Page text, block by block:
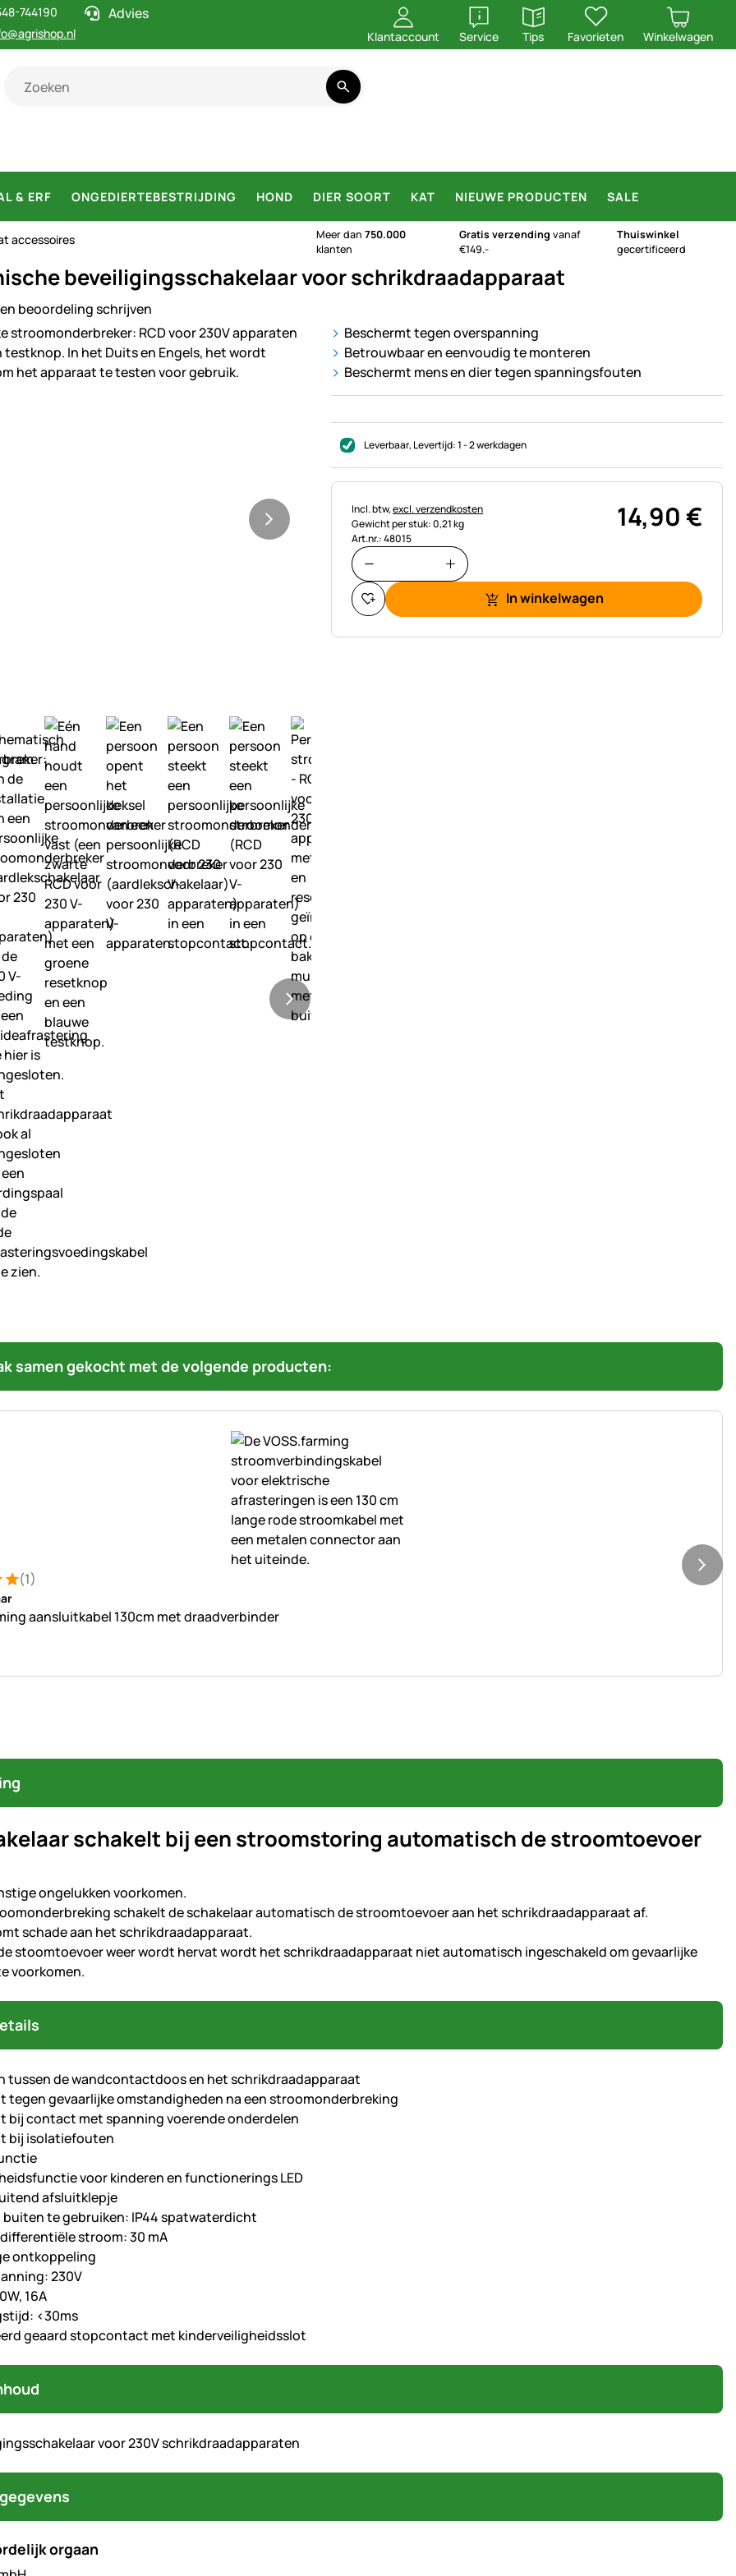
744190
Advies
Klantaccount Service
openen
Tips
openen
Favorieten Winkelwagen
& ERF ONGEDIERTEBESTRIJDING HOND DIER SOORT KAT NIEUWE PRODUCTEN SALE
accessoires Meer dan750.000
klanten
Gratis verzending vanaf
€149.-
Thuiswinkel
gecertificeerd
beveiligingsschakelaar voor schrikdraadapparaat
beoordeling schrijven
Beschermt tegen overspanning
Betrouwbaar en eenvoudig te monteren
Beschermt mens en dier tegen spanningsfouten
Leverbaar, Levertijd:1 - 2 werkdagen
Belastinginformatie:
Incl. btw,excl. verzendkosten
Gewicht per stuk: 0,21 kg
Art.nr.: 48015
14,90€
In winkelwagen
samen gekocht met de volgende producten:
5 van 5 (1 beoordelingen)
(1)
aansluitkabel 130cm met draadverbinder
schakelt bij een stroomstoring automatisch de stroomtoevoer
ongelukken voorkomen.
schakelt de schakelaar automatisch de stroomtoevoer aan het schrikdraadapparaat af.
schade aan het schrikdraadapparaat.
stoomtoevoer weer wordt hervat wordt het schrikdraadapparaat niet automatisch ingeschakeld om gevaarlijke
voorkomen.
tussen de wandcontactdoos en het schrikdraadapparaat
tegen gevaarlijke omstandigheden na een stroomonderbreking
bij contact met spanning voerende onderdelen
bij isolatiefouten
voor kinderen en functionerings LED
afsluitklepje
buiten te gebruiken: IP44 spatwaterdicht
stroom: 30 mA
ontkoppeling
230V
16A
<30ms
geaard stopcontact met kinderveiligheidsslot
voor 230V schrikdraadapparaten
orgaan